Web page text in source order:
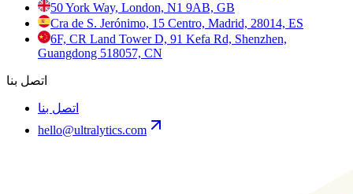
50 York Way, London, N1 9AB, GB
Cra de S. Jerónimo, 15 Centro, Madrid, 28014, ES
6F, CR Land Tower D, 91 Kefa Rd, Shenzhen,
Guangdong 518057, CN
اتصل بنا
اتصل بنا
hello@ultralytics.com